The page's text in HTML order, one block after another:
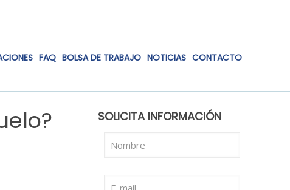
FAQ BOLSA DE TRABAJO NOTICIAS CONTACTO
SOLICITA INFORMACIÓN